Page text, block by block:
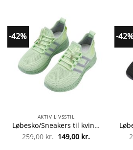
-42%
AKTIV LIVSSTIL
Løbesko/Sneakers til kvinder, åndbare og med optimal støddæmpning – grøn –
259,00kr. Den
oprindelige
149,00 kr.Den
aktuelle
-